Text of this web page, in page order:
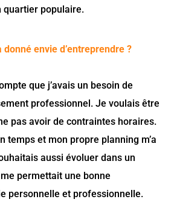
quartier populaire.
donné envie d’entreprendre ?
que j’avais un besoin de
professionnel. Je voulais être
pas avoir de contraintes horaires.
temps et mon propre planning m’a
aussi évoluer dans un
permettait une bonne
personnelle et professionnelle.